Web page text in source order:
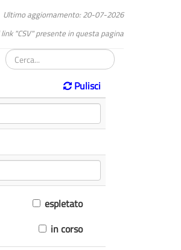
Ultimo aggiornamento: 20-07-2026
"CSV" presente in questa pagina
Pulisci
espletato
in corso